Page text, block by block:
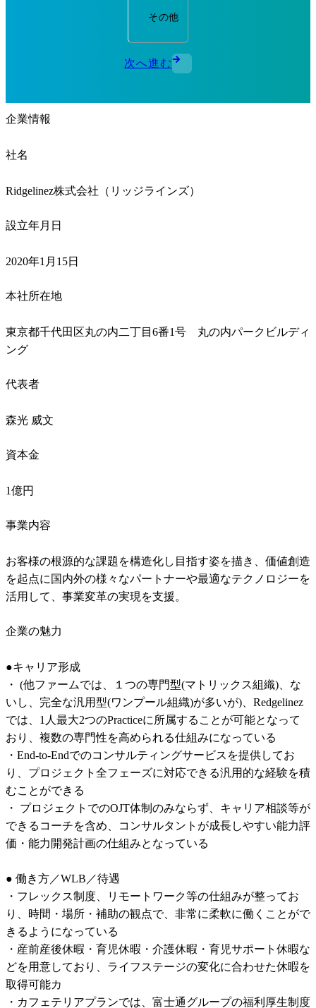
その他
次へ進む
企業情報
社名
Ridgelinez株式会社（リッジラインズ）
設立年月日
2020年1月15日
本社所在地
東京都千代田区丸の内二丁目6番1号　丸の内パークビルディ
ング
代表者
森光 威文
資本金
1億円
事業内容
お客様の根源的な課題を構造化し目指す姿を描き、価値創造
を起点に国内外の様々なパートナーや最適なテクノロジーを
活用して、事業変革の実現を支援。
企業の魅力
●キャリア形成
・ (他ファームでは、１つの専門型(マトリックス組織)、な
いし、完全な汎用型(ワンプール組織)が多いが)、Redgelinez
では、1人最大2つのPracticeに所属することが可能となって
おり、複数の専門性を高められる仕組みになっている
・End-to-Endでのコンサルティングサービスを提供してお
り、プロジェクト全フェーズに対応できる汎用的な経験を積
むことができる
・ プロジェクトでのOJT体制のみならず、キャリア相談等が
できるコーチを含め、コンサルタントが成長しやすい能力評
価・能力開発計画の仕組みとなっている
● 働き方／WLB／待遇
・フレックス制度、リモートワーク等の仕組みが整ってお
り、時間・場所・補助の観点で、非常に柔軟に働くことがで
きるようになっている
・産前産後休暇・育児休暇・介護休暇・育児サポート休暇な
どを用意しており、ライフステージの変化に合わせた休暇を
取得可能カ
・カフェテリアプランでは、富士通グループの福利厚生制度